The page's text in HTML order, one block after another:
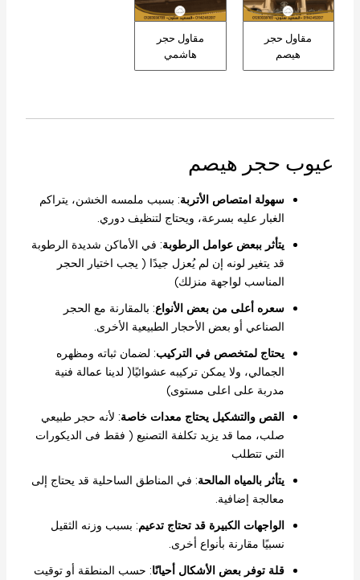
مقاول حجر
هيصم
مقاول حجر
هاشمي
عيوب حجر هيصم
سهولة امتصاص الأتربة: بسبب ملمسه الخشن، يتراكم
الغبار عليه بسرعة، ويحتاج لتنظيف دوري.
يتأثر ببعض عوامل الرطوبة: في الأماكن شديدة الرطوبة
قد يتغير لونه إن لم يُعزل جيدًا ( يجب اختيار الحجر
المناسب لواجهة منزلك)
سعره أعلى من بعض الأنواع: بالمقارنة مع الحجر
الصناعي أو بعض الأحجار الطبيعية الأخرى.
يحتاج لمتخصص في التركيب: لضمان ثباته ومظهره
الجمالي، ولا يمكن تركيبه عشوائيًا( لدينا عمالة فنية
مدربة على اعلى مستوى)
القص والتشكيل يحتاج معدات خاصة: لأنه حجر طبيعي
صلب، مما قد يزيد تكلفة التصنيع ( فقط فى الديكورات
التي تتطلب
يتأثر بالمياه المالحة: في المناطق الساحلية قد يحتاج إلى
معالجة إضافية.
الواجهات الكبيرة قد تحتاج تدعيم: بسبب وزنه الثقيل
نسبيًا مقارنة بأنواع أخرى.
قلة توفر بعض الأشكال أحيانًا: حسب المنطقة أو توقيت